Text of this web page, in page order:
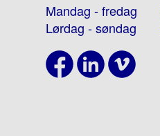
Mandag - fredag
Lørdag - søndag